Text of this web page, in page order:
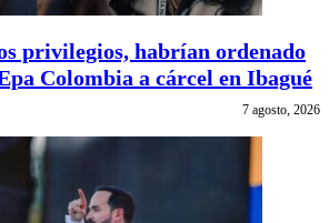
privilegios, habrían ordenado
Colombia a cárcel en Ibagué
7 agosto, 2026